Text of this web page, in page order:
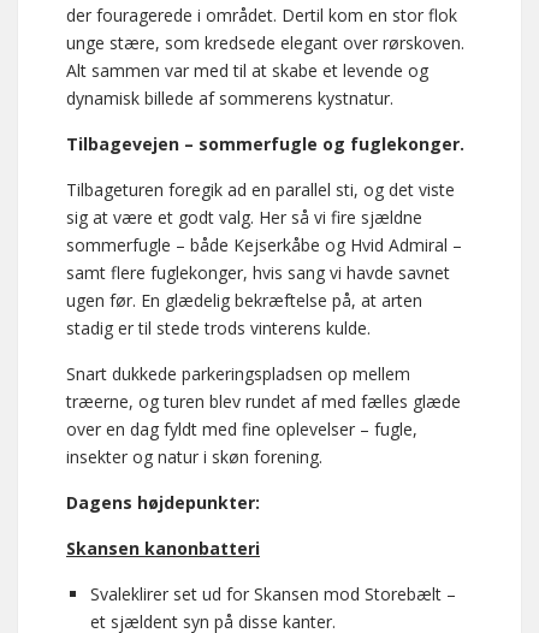
der fouragerede i området. Dertil kom en stor flok
unge stære, som kredsede elegant over rørskoven.
Alt sammen var med til at skabe et levende og
dynamisk billede af sommerens kystnatur.
Tilbagevejen – sommerfugle og fuglekonger.
Tilbageturen foregik ad en parallel sti, og det viste
sig at være et godt valg. Her så vi fire sjældne
sommerfugle – både Kejserkåbe og Hvid Admiral –
samt flere fuglekonger, hvis sang vi havde savnet
ugen før. En glædelig bekræftelse på, at arten
stadig er til stede trods vinterens kulde.
Snart dukkede parkeringspladsen op mellem
træerne, og turen blev rundet af med fælles glæde
over en dag fyldt med fine oplevelser – fugle,
insekter og natur i skøn forening.
Dagens højdepunkter:
Skansen kanonbatteri
Svaleklirer set ud for Skansen mod Storebælt –
et sjældent syn på disse kanter.